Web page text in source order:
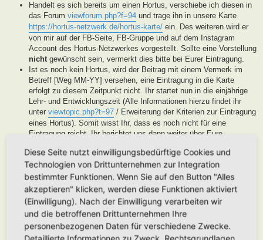
Handelt es sich bereits um einen Hortus, verschiebe ich diesen in
das Forum viewforum.php?f=94 und trage ihn in unsere Karte
https://hortus-netzwerk.de/hortus-karte/ ein. Des weiteren wird er
von mir auf der FB-Seite, FB-Gruppe und auf dem Instagram
Account des Hortus-Netzwerkes vorgestellt. Sollte eine Vorstellung
nichtgewünscht sein, vermerkt dies bitte bei Eurer Eintragung.
Ist es noch kein Hortus, wird der Beitrag mit einem Vermerk im
Betreff [Weg MM-YY] versehen, eine Eintragung in die Karte
erfolgt zu diesem Zeitpunkt nicht. Ihr startet nun in die einjährige
Lehr- und Entwicklungszeit (Alle Informationen hierzu findet ihr
unter viewtopic.php?t=97 / Erweiterung der Kriterien zur Eintragung
eines Hortus). Somit wisst Ihr, dass es noch nicht für eine
Eintragung reicht, Ihr berichtet uns dann weiter über Eure
der Entwicklung Eures Gartens. Wenn unser Moderatorenteam der
Meinung ist, Euer Garten ist soweit, werden wir diesen als Hortus
eintragen. Eine Überprüfung erfolgt spätestens nach Ablauf des
Lehr- und Entwicklungsjahres. Stellen wir in dieser Zeit keine
Aktivität fest, werden wir die Eintragung archivieren.
Handelt es sich generell um keinen Hortus sondern um ein
Hortanes Habitat (Alle Gartenprojekte, die keinen klassischen
Hortus mit den drei Zonen darstellen, aber in Anlehnung an das
Diese Seite nutzt einwilligungsbedürftige Cookies und
Technologien von Drittunternehmen zur Integration
bestimmter Funktionen. Wenn Sie auf den Button "Alles
akzeptieren" klicken, werden diese Funktionen aktiviert
(Einwilligung). Nach der Einwilligung verarbeiten wir
und die betroffenen Drittunternehmen Ihre
personenbezogenen Daten für verschiedene Zwecke.